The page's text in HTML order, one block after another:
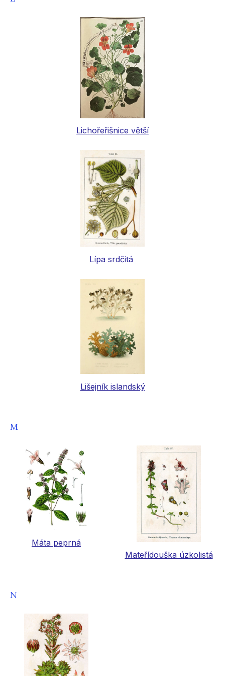
Lichořeřišnice větší
Lípa srdčitá
Lišejník islandský
M
Máta peprná
Mateřídouška úzkolistá
N